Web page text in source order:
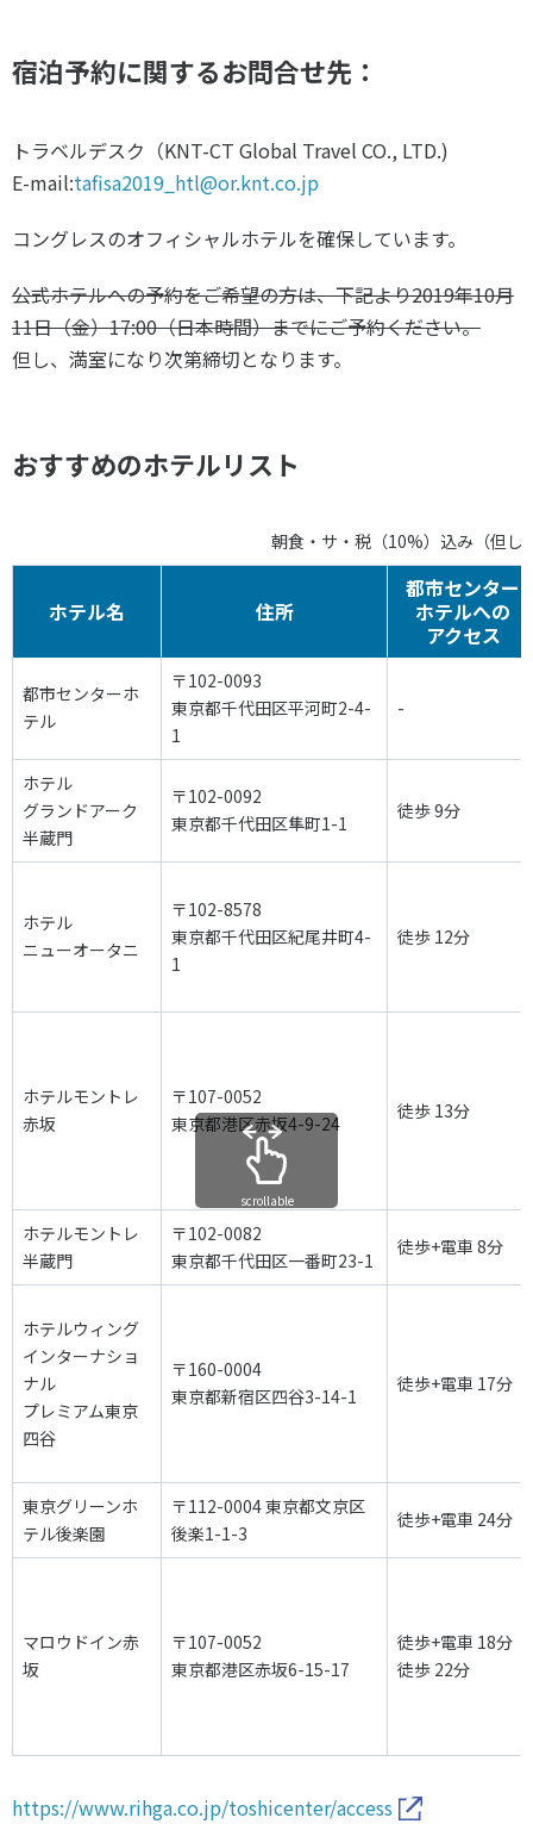
宿泊予約に関するお問合せ先：
トラベルデスク（KNT-CT Global Travel CO., LTD.)
E-mail:tafisa2019_htl@or.knt.co.jp
コングレスのオフィシャルホテルを確保しています。
公式ホテルへの予約をご希望の方は、下記より2019年10月
11日（金）17:00（日本時間）までにご予約ください。
但し、満室になり次第締切となります。
おすすめのホテルリスト
朝食・サ・税（10%）込み（但
ホテル名 住所
都市センター
ホテルへの
アクセス
都市センターホ
テル
〒102-0093
東京都千代田区平河町2-4-
1
-
ホテル
グランドアーク
半蔵門
〒102-0092
東京都千代田区隼町1-1
徒歩 9分
ホテル
ニューオータニ
〒102-8578
東京都千代田区紀尾井町4-
1
徒歩 12分
ホテルモントレ
赤坂
〒107-0052
東京都港区赤坂4-9-24
徒歩 13分
ホテルモントレ
半蔵門
〒102-0082
東京都千代田区一番町23-1
徒歩+電車 8分
ホテルウィング
インターナショ
ナル
プレミアム東京
四谷
〒160-0004
東京都新宿区四谷3-14-1
徒歩+電車 17分
東京グリーンホ
テル後楽園
〒112-0004 東京都文京区
後楽1-1-3
徒歩+電車 24分
マロウドイン赤
坂
〒107-0052
東京都港区赤坂6-15-17
徒歩+電車 18分
徒歩 22分
scrollable
https://www.rihga.co.jp/toshicenter/access